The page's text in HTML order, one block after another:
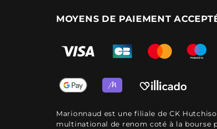
MOYENS DE PAIEMENT
Marionnaud est une filiale de CK
multinational de renom coté à la bourse